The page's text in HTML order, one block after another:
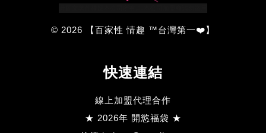
© 2026 【百家性 情趣 ™台灣第一❤️】
快速連結
線上加盟代理合作
★ 2026年 開慾福袋 ★